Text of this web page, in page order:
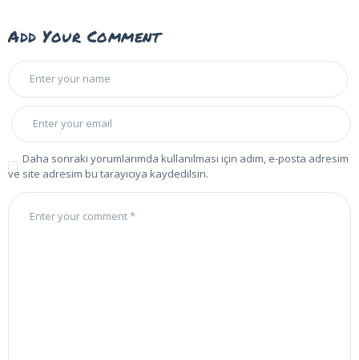
Add Your Comment
Daha sonraki yorumlarımda kullanılması için adım, e-posta adresim
ve site adresim bu tarayıcıya kaydedilsin.